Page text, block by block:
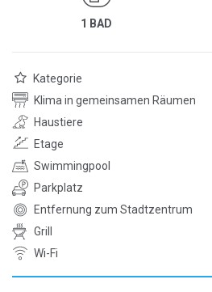
1 BAD
Kategorie
Klima in gemeinsamen Räumen
Haustiere
Etage
Swimmingpool
Parkplatz
Entfernung zum Stadtzentrum
Grill
Wi-Fi